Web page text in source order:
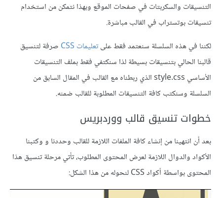
التنسيقات والسكربتات في صفحات الموقع وبهذا نتمكن من استخدام
تنسيقات بوتستراب في القالب مباشرة.
لكننا في هذه السلسلة سنعتمد فقط علىتعليمات CSS
صرفة لتنسيق
قالبنا الحالي بتنسيقات بسيطة لذا سنكتفي فقط بملف التنسيقات
الأساسي style.css الذي ربطناه مع القالب في المقال السابق من
السلسلة وسنكتب كافة التنسيقات المطلوبة للقالب ضمنه.
خطوات تنسيق قالب ووردبريس
بعد أن انتهينا من إنشاء كافة الملفات اللازمة للقالب وحددنا و وكتبنا
الأكواد والدوال اللازمة لعرض المحتوى المطلوب، تأتي مرحلة تنسيق هذا
المحتوى بواسطة أكواد CSS لنحوله من هذا الشكل: